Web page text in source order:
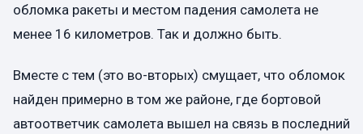
обломка ракеты и местом падения самолета не
менее 16 километров. Так и должно быть.
Вместе с тем (это во-вторых) смущает, что обломок
найден примерно в том же районе, где бортовой
автоответчик самолета вышел на связь в последний